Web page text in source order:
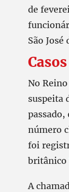
de
São
No
suspeita
passado,
número
foi
britânico
A